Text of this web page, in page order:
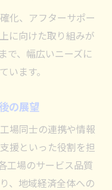
化、アフターサポー
に向けた取り組みが
で、幅広いニーズに
います。
の展望
場同士の連携や情報
援といった役割を担
工場のサービス品質
、地域経済全体への